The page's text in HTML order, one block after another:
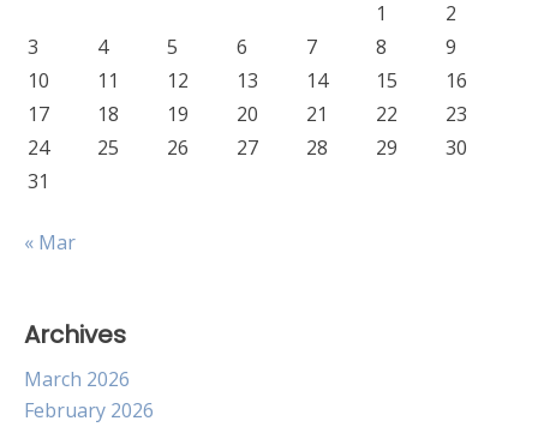
1
2
3
4 5 6 7 8
9
10
11 12 13 14 15
16
17
18 19 20 21 22
23
24
25 26 27 28 29
30
31
« Mar
Archives
March 2026
February 2026